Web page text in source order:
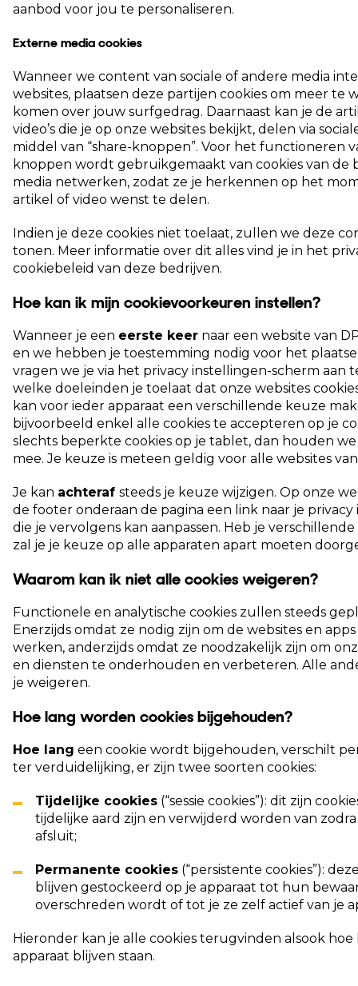
aanbod voor jou te personaliseren.
Externe media cookies
Wanneer we content van sociale of andere media
websites, plaatsen deze partijen cookies om meer te
komen over jouw surfgedrag. Daarnaast kan je de
video’s die je op onze websites bekijkt, delen via
middel van “share-knoppen”. Voor het functioneren
knoppen wordt gebruikgemaakt van cookies van de
media netwerken, zodat ze je herkennen op het
artikel of video wenst te delen.
Indien je deze cookies niet toelaat, zullen we deze
tonen. Meer informatie over dit alles vind je in het
cookiebeleid van deze bedrijven.
Hoe kan ik mijn cookievoorkeuren instellen?
Wanneer je een eerste keer naar een website van
en we hebben je toestemming nodig voor het
vragen we je via het privacy instellingen-scherm aan
welke doeleinden je toelaat dat onze websites
kan voor ieder apparaat een verschillende keuze
bijvoorbeeld enkel alle cookies te accepteren op je
slechts beperkte cookies op je tablet, dan houden
mee. Je keuze is meteen geldig voor alle websites
Je kan achteraf steeds je keuze wijzigen. Op onze
de footer onderaan de pagina een link naar je privacy
die je vervolgens kan aanpassen. Heb je
zal je je keuze op alle apparaten apart moeten
Waarom kan ik niet alle cookies weigeren?
Functionele en analytische cookies zullen steeds
Enerzijds omdat ze nodig zijn om de websites en
werken, anderzijds omdat ze noodzakelijk zijn om
en diensten te onderhouden en verbeteren. Alle
je weigeren.
Hoe lang worden cookies bijgehouden?
Hoe lang een cookie wordt bijgehouden, verschilt
ter verduidelijking, er zijn twee soorten cookies:
Tijdelijke cookies (“sessie cookies”): dit zijn
tijdelijke aard zijn en verwijderd worden van
afsluit;
Permanente cookies (“persistente cookies”):
blijven gestockeerd op je apparaat tot hun
overschreden wordt of tot je ze zelf actief van je
Hieronder kan je alle cookies terugvinden alsook hoe
apparaat blijven staan.